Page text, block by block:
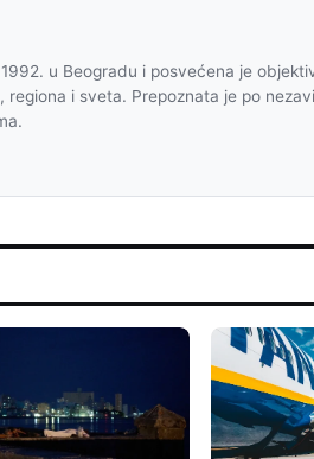
u Beogradu i posvećena je
regiona i sveta. Prepoznata je po